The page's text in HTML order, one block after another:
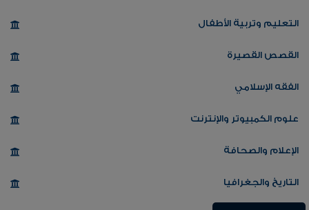
التعليم وتربية الأطفال
القصص القصيرة
الفقه الإسلامي
علوم الكمبيوتر والإنترنت
الإعلام والصحافة
التاريخ والجغرافيا